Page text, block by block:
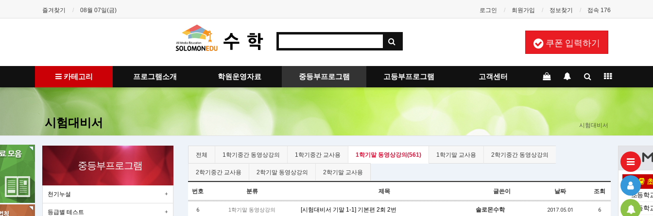
즐겨찾기 08월 07일(금) 로그인 회원가입 정보찾기 접속 176
쿠폰 입력하기
카테고리 프로그램소개 학원운영자료 중등부프로그램 고등부프로그램 고객센터
시험대비서 시험대비서
ㆍ초등학
ㆍ초등학
전체 1학기중간 동영상강의 1학기중간 교사용 1학기말 동영상강의(561) 1학기말 교사용 2학기중간 동영상강의
2학기중간 교사용 2학기말 동영상강의 2학기말 교사용
번호 분류 제목 글쓴이 날짜 조회
6 1학기말 동영상강의 [시험대비서 기말 1-1] 기본편 2회 2번 솔로몬수학 2017.05.01 6
중등부프로그램
천기누설
등급별 테스트